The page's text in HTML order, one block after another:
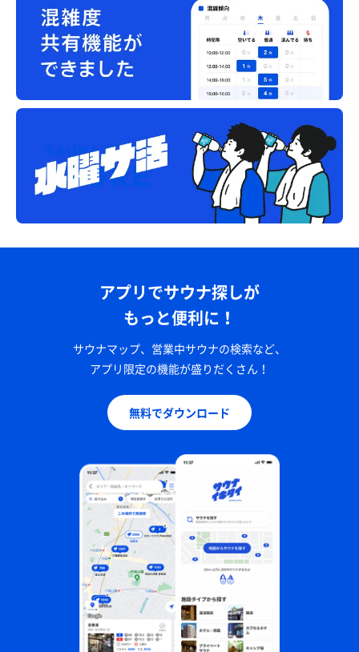
アプリでサウナ探しが
もっと便利に！
サウナマップ、営業中サウナの検索など、
アプリ限定の機能が盛りだくさん！
無料でダウンロード